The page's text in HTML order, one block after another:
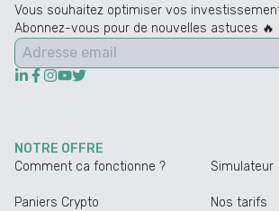
Vous souhaitez optimiser vos
Abonnez-vous pour de nouvelles astuces 🔥
NOTRE OFFRE
Comment ca fonctionne ?
Simulateur
Paniers Crypto Nos tarifs